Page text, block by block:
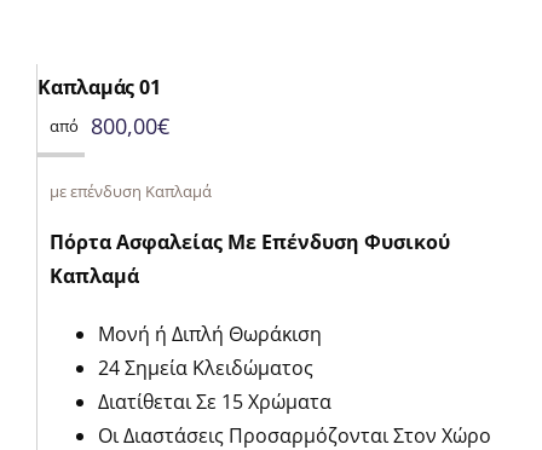
Καπλαμάς 01
από 800,00€
με επένδυση Καπλαμά
Πόρτα Ασφαλείας Με Επένδυση Φυσικού
Καπλαμά
Μονή ή Διπλή Θωράκιση
24 Σημεία Κλειδώματος
Διατίθεται Σε 15 Χρώματα
Οι Διαστάσεις Προσαρμόζονται Στον Χώρο